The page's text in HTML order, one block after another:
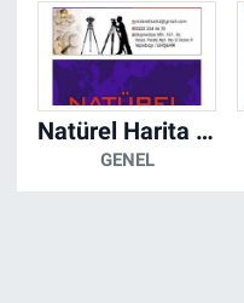
Natürel Harita Mühendislik
GENEL